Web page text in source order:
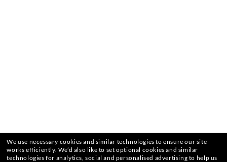
We use necessary cookies and similar technologies to ensure our site
works efficiently. We’d also like to set optional cookies and similar
technologies for analytics, social and personalised advertising to help us